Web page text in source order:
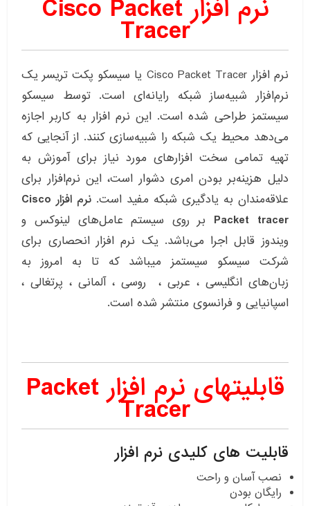
نرم افزارCisco Packet
Tracer
نرم افزار Cisco Packet Tracer یا سیسکو پکت تریسر یک
نرم‌افزار شبیه‌ساز شبکه رایانه‌ای است. توسط سیسکو
سیستمز طراحی شده‌ است. این نرم افزار به کاربر اجازه
می‌دهد محیط یک شبکه را شبیه‌سازی کنند. از آنجایی که
تهیه تمامی سخت‌ افزارهای مورد نیاز برای آموزش به
دلیل هزینه‌بر بودن امری دشوار است، این نرم‌افزار برای
علاقه‌مندان به یادگیری شبکه مفید است.
نرم افزار Cisco
Packet tracer بر روی سیستم عامل‌های لینوکس و
ویندوز قابل اجرا می‌باشد. یک نرم افزار انحصاری برای
شرکت سیسکو سیستمز میباشد که تا به امروز به
زبان‌های انگلیسی ، عربی ، روسی ، آلمانی ، پرتغالی ،
اسپانیایی و فرانسوی منتشر شده است.
قابلیتهای نرم افزارPacket
Tracer
قابلیت های کلیدی نرم افزار
نصب آسان و راحت
رایگان بودن